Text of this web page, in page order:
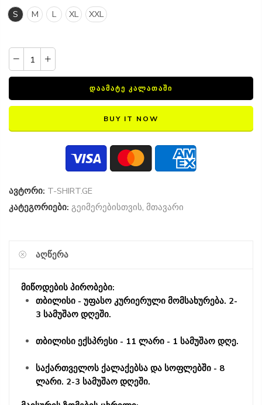
S M L XL XXL
ᲓᲐᲐᲛᲐᲢᲔ ᲙᲐᲚᲐᲗᲐᲨᲘ
BUY IT NOW
ავტორი: T-SHIRT.GE
კატეგორიები: გეიმერებისთვის, მთავარი
ᲐᲦᲬᲔᲠᲐ
მიწოდების პირობები:
თბილისი - უფასო კურიერული მომსახურება. 2-
3 სამუშაო დღეში.
თბილისი ექსპრესი - 11 ლარი - 1 სამუშაო დღე.
საქართველოს ქალაქებსა და სოფლებში - 8
ლარი. 2-3 სამუშაო დღეში.